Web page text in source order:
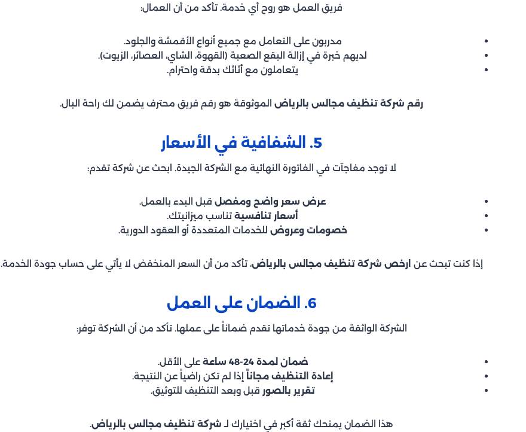
فريق العمل هو روح أي خدمة. تأكد من أن العمال:
مدربون على التعامل مع جميع أنواع الأقمشة والجلود.
لديهم خبرة في إزالة البقع الصعبة (القهوة، الشاي، العصائر، الزيوت).
يتعاملون مع أثاثك بدقة واحترام.
رقم شركة تنظيف مجالس بالرياضالموثوقة هو رقم فريق محترف يضمن لك راحة البال.
5. الشفافية في الأسعار
لا توجد مفاجآت في الفاتورة النهائية مع الشركة الجيدة. ابحث عن شركة تقدم:
عرض سعر واضح ومفصلقبل البدء بالعمل.
أسعار تنافسيةتناسب ميزانيتك.
خصومات وعروض للخدمات المتعددة أو العقود الدورية.
إذا كنت تبحث عن ارخص شركة تنظيف مجالس بالرياض، تأكد من أن السعر المنخفض لا يأتي على حساب جودة الخدمة.
6. الضمان على العمل
الشركة الواثقة من جودة خدماتها تقدم ضماناً على عملها. تأكد من أن الشركة توفر:
ضمان لمدة 24-48 ساعة
على الأقل.
إعادة التنظيف مجاناً إذا لم تكن راضياً عن النتيجة.
تقرير بالصور قبل وبعد التنظيف للتوثيق.
هذا الضمان يمنحك ثقة أكبر في اختيارك لـ شركة تنظيف مجالس بالرياض.